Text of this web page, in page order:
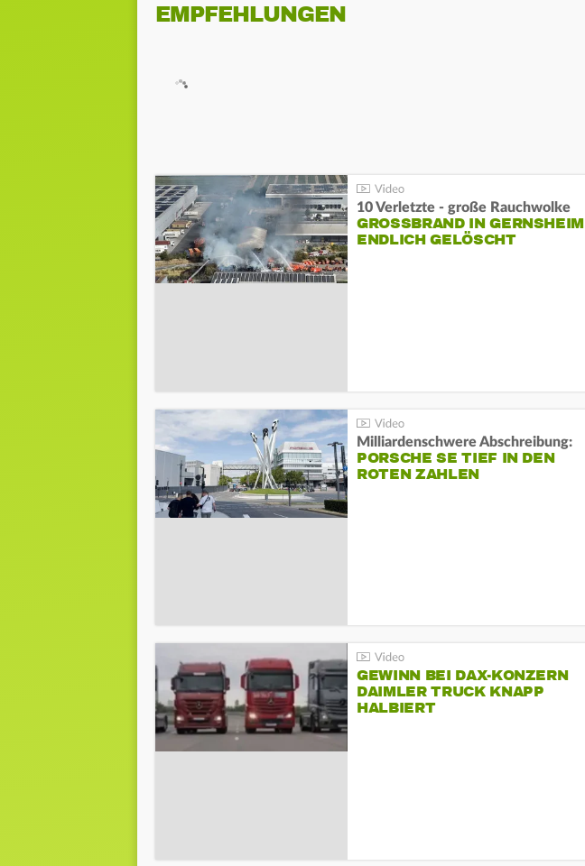
EMPFEHLUNGEN
10 Verletzte - große Rauchwolke
GROSSBRAND IN GERNSHEIM E
NDLICH GELÖSCHT
Milliardenschwere Abschreibung:
PORSCHE SE TIEF IN DEN
ROTEN ZAHLEN
GEWINN BEI DAX-KONZERN
DAIMLER TRUCK KNAPP
HALBIERT